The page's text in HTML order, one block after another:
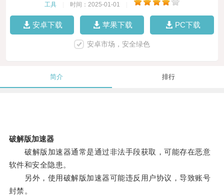
工具 时间：2025-01-01
安卓下载 苹果下载 PC下载
安卓市场，安全绿色
简介 排行
破解版加速器
破解版加速器通常是通过非法手段获取，可能存在恶意
软件和安全隐患。
另外，使用破解版加速器可能违反用户协议，导致账号
封禁。